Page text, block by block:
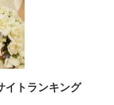
イトランキング